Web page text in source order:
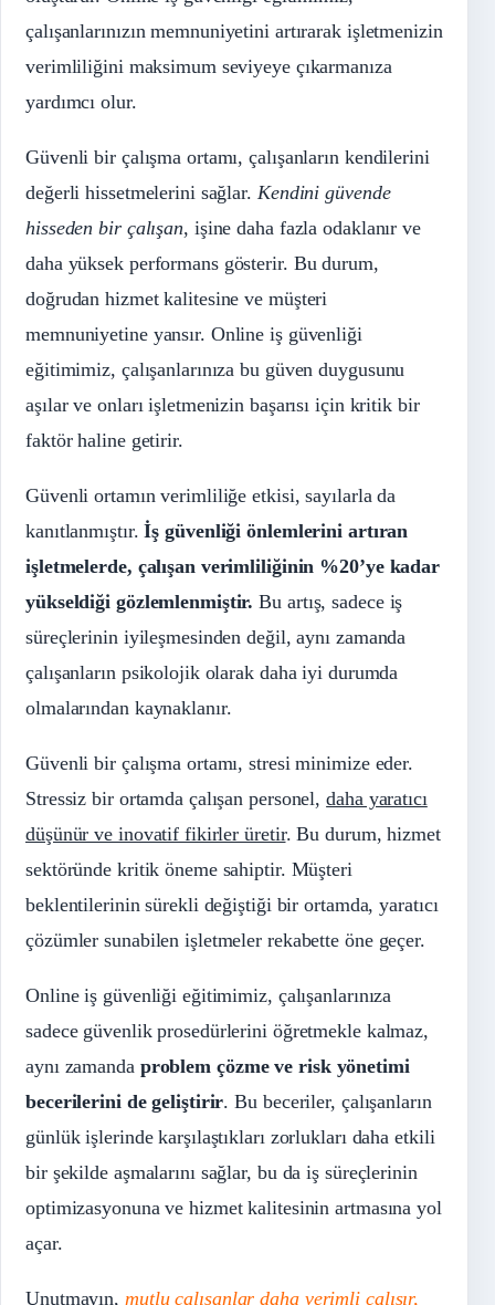
çalışanlarınızın memnuniyetini artırarak işletmenizin
verimliliğini maksimum seviyeye çıkarmanıza
yardımcı olur.
Güvenli bir çalışma ortamı, çalışanların kendilerini
değerli hissetmelerini sağlar. Kendini güvende
hisseden bir çalışan, işine daha fazla odaklanır ve
daha yüksek performans gösterir. Bu durum,
doğrudan hizmet kalitesine ve müşteri
memnuniyetine yansır. Online iş güvenliği
eğitimimiz, çalışanlarınıza bu güven duygusunu
aşılar ve onları işletmenizin başarısı için kritik bir
faktör haline getirir.
Güvenli ortamın verimliliğe etkisi, sayılarla da
kanıtlanmıştır.İş güvenliği önlemlerini artıran
işletmelerde, çalışan verimliliğinin %20’ye kadar
yükseldiği gözlemlenmiştir. Bu artış, sadece iş
süreçlerinin iyileşmesinden değil, aynı zamanda
çalışanların psikolojik olarak daha iyi durumda
olmalarından kaynaklanır.
Güvenli bir çalışma ortamı, stresi minimize eder.
Stressiz bir ortamda çalışan personel,daha yaratıcı
düşünür ve inovatif fikirler üretir. Bu durum, hizmet
sektöründe kritik öneme sahiptir. Müşteri
beklentilerinin sürekli değiştiği bir ortamda, yaratıcı
çözümler sunabilen işletmeler rekabette öne geçer.
Online iş güvenliği eğitimimiz, çalışanlarınıza
sadece güvenlik prosedürlerini öğretmekle kalmaz,
aynı zamanda problem çözme ve risk yönetimi
becerilerini de geliştirir. Bu beceriler, çalışanların
günlük işlerinde karşılaştıkları zorlukları daha etkili
bir şekilde aşmalarını sağlar, bu da iş süreçlerinin
optimizasyonuna ve hizmet kalitesinin artmasına yol
açar.
Unutmayın, mutlu çalışanlar daha verimli çalışır,